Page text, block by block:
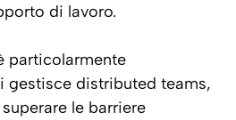
di lavoro.
particolarmente
gestisce distributed teams,
le barriere